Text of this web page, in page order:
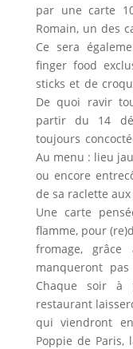
par une carte
Romain, un des
Ce sera
finger food
sticks et de
De quoi ravir
partir du 14
toujours
Au menu : lieu
ou encore
de sa raclette
Une carte
flamme, pour
fromage, grâce
manqueront
Chaque soir à
restaurant
qui viendront
Poppie de Paris,